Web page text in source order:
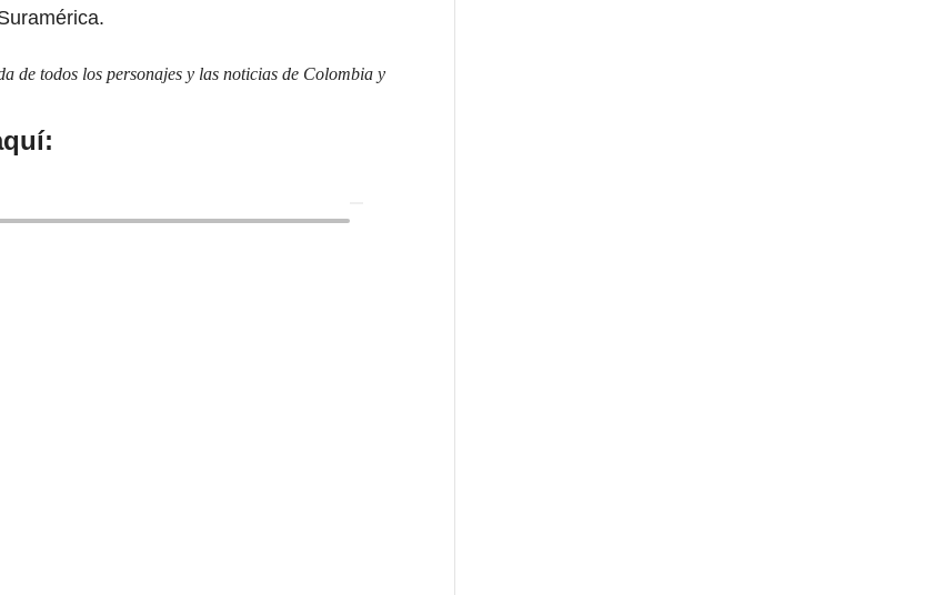
de todos los personajes y las noticias de Colombia y